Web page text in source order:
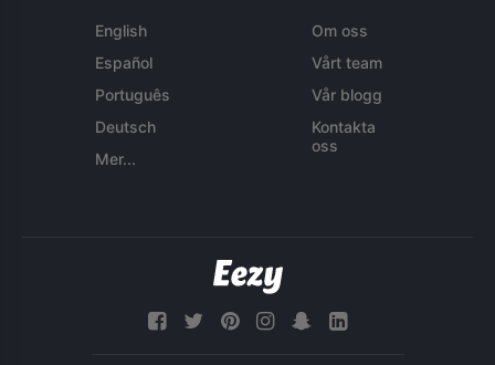
English
Español
Português
Deutsch
Mer...
Om oss
Vårt team
Vår blogg
Kontakta
oss